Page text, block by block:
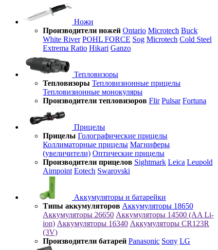
Ножи
Производители ножей Ontario Microtech Buck
White River POHL FORCE Sog Microtech Cold Steel
Extrema Ratio Hikari Ganzo
Тепловизоры
Тепловизоры Тепловизионные прицелы
Тепловизионные монокуляры
Производители тепловизоров Flir Pulsar Fortuna
Прицелы
Прицелы Голографические прицелы
Коллиматорные прицелы Магниферы
(увеличители) Оптические прицелы
Производители прицелов Sightmark Leica Leupold
Aimpoint Eotech Swarovski
Аккумуляторы и батарейки
Типы аккумуляторов Аккумуляторы 18650
Аккумуляторы 26650 Аккумуляторы 14500 (AA Li-
ion) Аккумуляторы 16340 Аккумуляторы CR123R
(3V)
Производители батарей Panasonic Sony LG